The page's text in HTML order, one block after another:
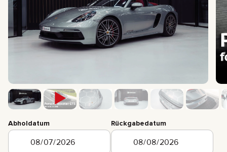
PARTNERSCHAFT
MIETKAUF
+ 971 52 193 88 88
7 925 283 88 88
Abholdatum Rückgabedatum